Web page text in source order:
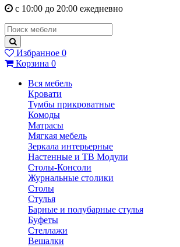
с 10:00 до 20:00 ежедневно
Избранное 0
Корзина 0
Вся мебель
Кровати
Тумбы прикроватные
Комоды
Матрасы
Мягкая мебель
Зеркала интерьерные
Настенные и ТВ Модули
Столы-Консоли
Журнальные столики
Столы
Стулья
Барные и полубарные стулья
Буфеты
Стеллажи
Вешалки